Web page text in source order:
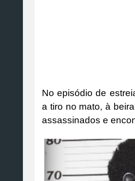
No episódio de
a tiro no mato, à
assassinados e